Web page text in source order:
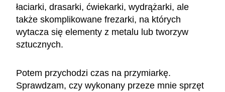
łaciarki, drasarki, ćwiekarki, wydrążarki, ale
także skomplikowane frezarki, na których
wytacza się elementy z metalu lub tworzyw
sztucznych.
Potem przychodzi czas na przymiarkę.
Sprawdzam, czy wykonany przeze mnie sprzęt